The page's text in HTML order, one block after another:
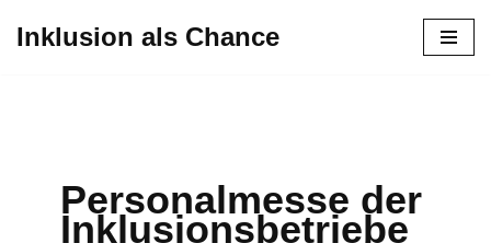
Inklusion als Chance
Personalmesse der
Inklusionsbetriebe